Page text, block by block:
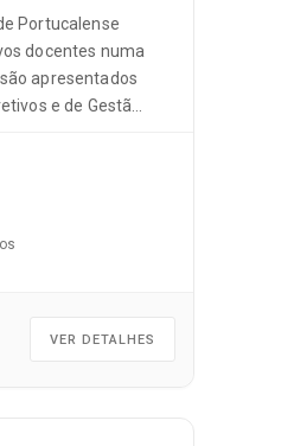
Portucalense
docentes numa
apresentados
e de Gestão,
VER DETALHES